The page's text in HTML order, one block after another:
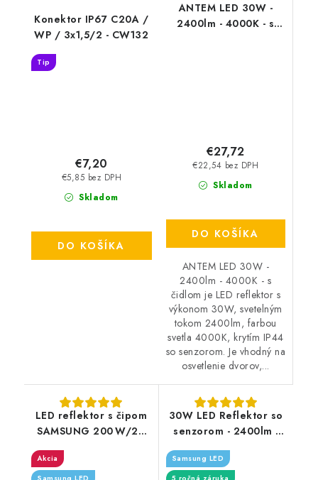
Konektor IP67 C20A /
WP / 3x1,5/2 - CW132
Tip
Skladom
€5,85 bez DPH
€7,20
DO KOŠÍKA
ANTEM LED 30W -
2400lm - 4000K - s
Skladom
€22,54 bez DPH
€27,72
DO KOŠÍKA
ANTEM LED 30W -
2400lm - 4000K - s
čidlom je LED reflektor s
výkonom 30W, svetelným
tokom 2400lm, farbou
svetla 4000K, krytím IP44
so senzorom. Je vhodný na
osvetlenie dvorov,...
LED reflektor s čipom
SAMSUNG 200 W/20
000 lm/4000 K
Akcia
30W LED Reflektor so
senzorom - 2400lm -
biely - Typ svetla:
Denná biela 4000K
Samsung LED